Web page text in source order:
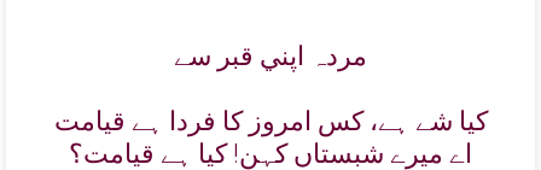
مردہ اپني قبر سے
کيا شے ہے، کس امروز کا فردا ہے قيامت
اے ميرے شبستاں کہن! کيا ہے قيامت؟